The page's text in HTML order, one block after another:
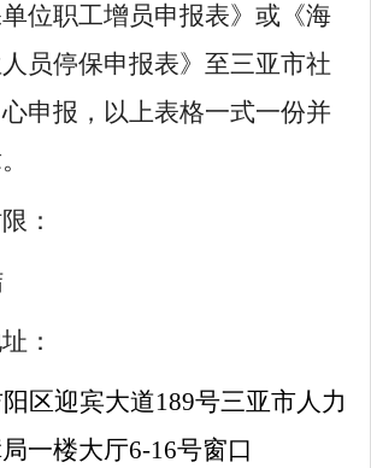
单位职工增员申报表》或《海
员停保申报表》至三亚市社
申报，以上表格一式一份并
：
：
区迎宾大道189号三亚市人力
一楼大厅6-16号窗口